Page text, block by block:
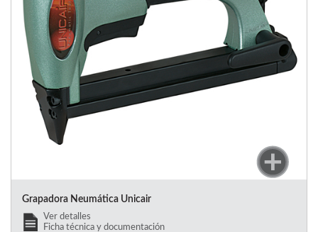
Grapadora Neumática Unicair
Ver detalles
Ficha técnica y documentación